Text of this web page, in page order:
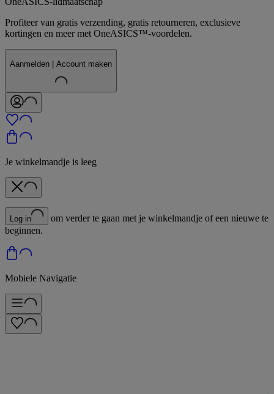
Profiteer van gratis verzending, gratis retourneren, exclusieve
kortingen en meer met OneASICS™-voordelen.
Aanmelden | Account maken
Je winkelmandje is leeg
Log in
om verder te gaan met je winkelmandje of een nieuwe te
beginnen.
Mobiele Navigatie